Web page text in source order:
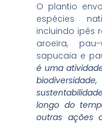
O plantio
espécies
incluindo ipês
aroeira,
sapucaia e
é uma
longo do
outras ações